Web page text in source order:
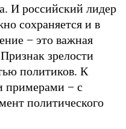
И российский лидер
сохраняется и в
− это важная
зрелости
политиков. К
примерами − с
политического